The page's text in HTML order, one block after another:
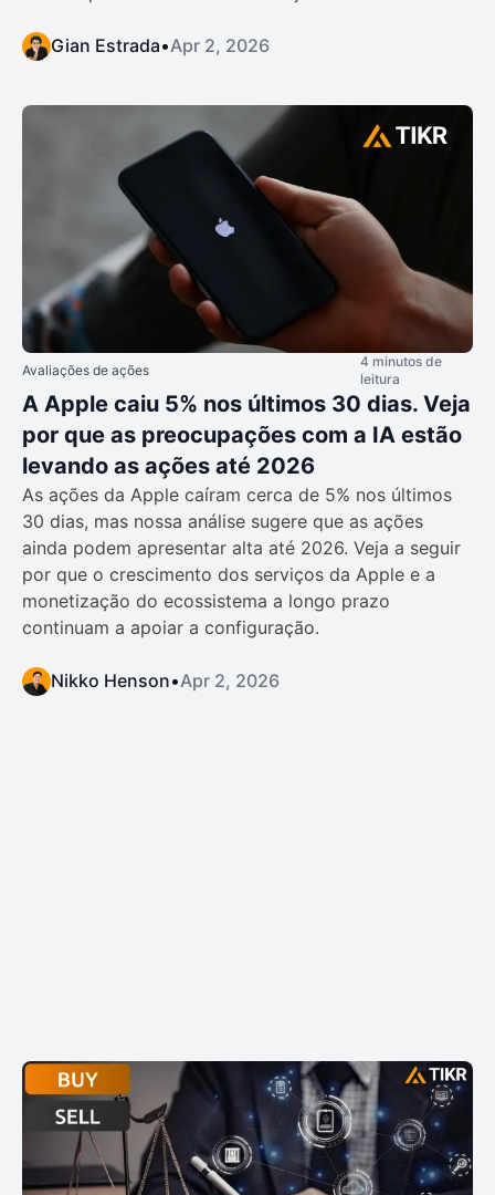
Gian Estrada•Apr 2, 2026
Avaliações de ações
4 minutos de
leitura
A Apple caiu 5% nos últimos 30 dias. Veja
por que as preocupações com a IA estão
levando as ações até 2026
As ações da Apple caíram cerca de 5% nos últimos
30 dias, mas nossa análise sugere que as ações
ainda podem apresentar alta até 2026. Veja a seguir
por que o crescimento dos serviços da Apple e a
monetização do ecossistema a longo prazo
continuam a apoiar a configuração.
Nikko Henson•Apr 2, 2026